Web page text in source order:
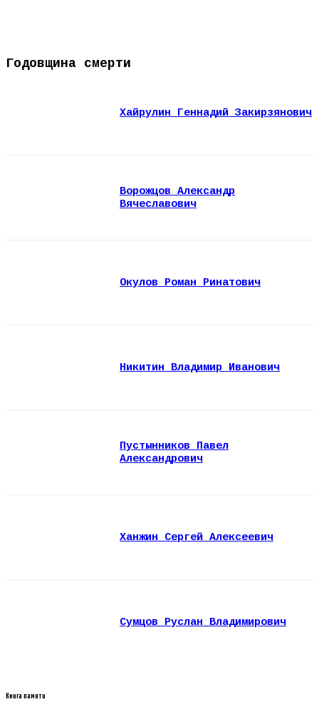
Годовщина смерти
Хайрулин Геннадий Закирзянович
Ворожцов Александр
Вячеславович
Окулов Роман Ринатович
Никитин Владимир Иванович
Пустынников Павел
Александрович
Ханжин Сергей Алексеевич
Сумцов Руслан Владимирович
Книга памяти